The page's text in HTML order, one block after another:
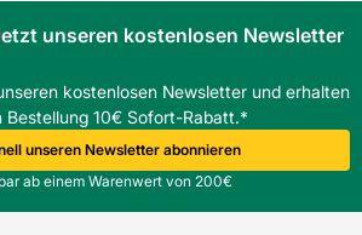
unseren kostenlosen Newsletter
kostenlosen Newsletter und erhalten
Bestellung 10€ Sofort-Rabatt.*
unseren Newsletter abonnieren
ab einem Warenwert von 200€